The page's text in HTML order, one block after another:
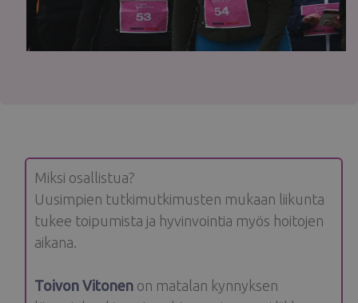
Miksi osallistua?
Uusimpien tutkimutkimusten mukaan liikunta
tukee toipumista ja hyvinvointia myös hoitojen
aikana.
Toivon Vitonen on matalan kynnyksen